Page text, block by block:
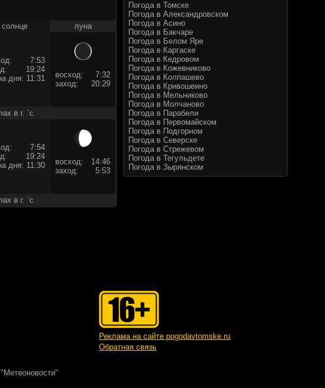
солнце луна
7:53
19:24
дня: 11:31 восход:
7:32
заход:
20:29
в г. `c
7:54
19:24
дня: 11:30 восход:
14:46
заход:
5:53
в г. `c
Погода в Томске
Погода в Александровском
Погода в Асино
Погода в Бакчаре
Погода в Белом Яре
Погода в Каргаске
Погода в Кедровом
Погода в Кожевниково
Погода в Колпашево
Погода в Кривошеино
Погода в Мельниково
Погода в Молчаново
Погода в Парабели
Погода в Первомайском
Погода в Подгорном
Погода в Северске
Погода в Стрежевом
Погода в Тегульдете
Погода в Зырянском
Реклама на сайте pogodavtomske.ru
Обратная связь